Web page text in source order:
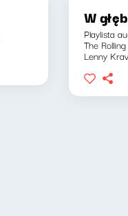
W
Playlista
The
Lenny